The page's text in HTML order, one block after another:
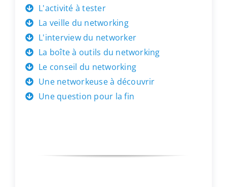
L'activité à tester
La veille du networking
L'interview du networker
La boîte à outils du networking
Le conseil du networking
Une networkeuse à découvrir
Une question pour la fin